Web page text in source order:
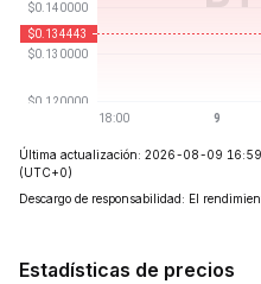
Última actualización: 2026-08-09
(UTC+0)
Descargo de responsabilidad: El
Estadísticas de precios